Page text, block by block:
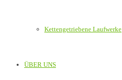
Kettengetriebene Laufwerke
ÜBER UNS